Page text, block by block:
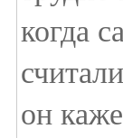
когда
он